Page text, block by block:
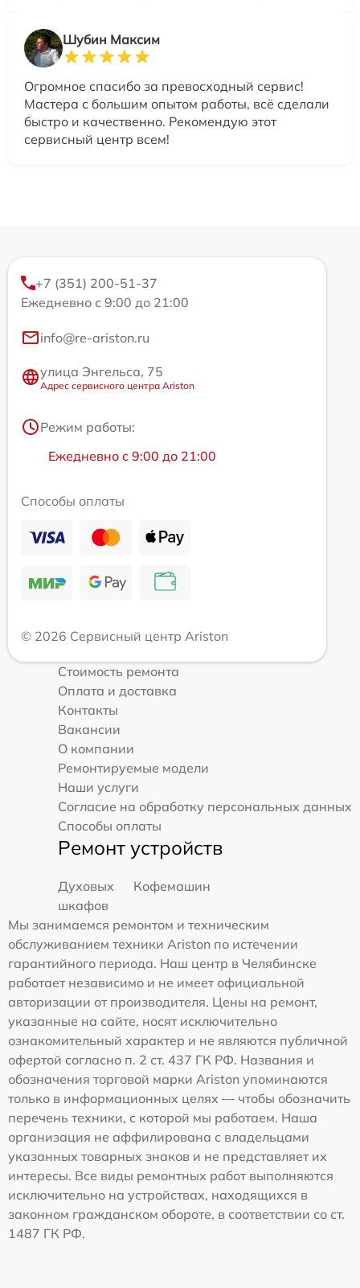
Шубин Максим
Огромное спасибо за превосходный сервис!
Мастера с большим опытом работы, всё сделали
быстро и качественно. Рекомендую этот
сервисный центр всем!
+7 (351) 200-51-37
Ежедневно с 9:00 до 21:00
info@re-ariston.ru
улица Энгельса, 75
Адрес сервисного центра Ariston
Режим работы:
Ежедневно с 9:00 до 21:00
Способы оплаты
© 2026 Сервисный центр Ariston
Стоимость ремонта
Оплата и доставка
Контакты
Вакансии
О компании
Ремонтируемые модели
Наши услуги
Согласие на обработку персональных данных
Способы оплаты
Ремонт устройств
Духовых
шкафов
Кофемашин
Мы занимаемся ремонтом и техническим
обслуживанием техники Ariston по истечении
гарантийного периода. Наш центр в Челябинске
работает независимо и не имеет официальной
авторизации от производителя. Цены на ремонт,
указанные на сайте, носят исключительно
ознакомительный характер и не являются публичной
офертой согласно п. 2 ст. 437 ГК РФ. Названия и
обозначения торговой марки Ariston упоминаются
только в информационных целях — чтобы обозначить
перечень техники, с которой мы работаем. Наша
организация не аффилирована с владельцами
указанных товарных знаков и не представляет их
интересы. Все виды ремонтных работ выполняются
исключительно на устройствах, находящихся в
законном гражданском обороте, в соответствии со ст.
1487 ГК РФ.